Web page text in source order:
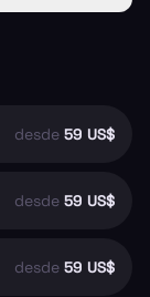
desde 59 US$
desde 59 US$
desde 59 US$